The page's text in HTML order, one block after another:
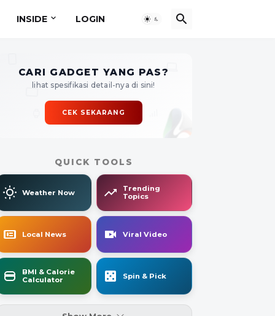
INSIDE LOGIN
CARI GADGET YANG PAS?
lihat spesifikasi detail-nya di sini!
CEK SEKARANG
QUICK TOOLS
Weather Now
Trending
Topics
Local News Viral Video
BMI & Calorie
Calculator
Spin & Pick